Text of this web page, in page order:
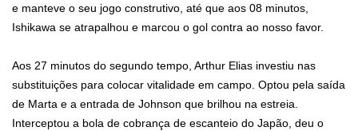
e manteve o seu jogo construtivo, até que aos 08 minutos,
Ishikawa se atrapalhou e marcou o gol contra ao nosso favor.
Aos 27 minutos do segundo tempo, Arthur Elias investiu nas
substituições para colocar vitalidade em campo. Optou pela saída
de Marta e a entrada de Johnson que brilhou na estreia.
Interceptou a bola de cobrança de escanteio do Japão, deu o